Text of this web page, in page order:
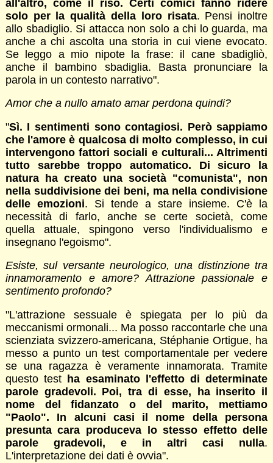
all'altro, come il riso. Certi comici fanno ridere
solo per la qualità della loro risata. Pensi inoltre
allo sbadiglio. Si attacca non solo a chi lo guarda, ma
anche a chi ascolta una storia in cui viene evocato.
Se leggo a mio nipote la frase: il cane sbadigliò,
anche il bambino sbadiglia. Basta pronunciare la
parola in un contesto narrativo".
Amor che a nullo amato amar perdona quindi?
"Sì. I sentimenti sono contagiosi. Però sappiamo
che l'amore è qualcosa di molto complesso, in cui
intervengono fattori sociali e culturali... Altrimenti
tutto sarebbe troppo automatico. Di sicuro la
natura ha creato una società "comunista", non
nella suddivisione dei beni, ma nella condivisione
delle emozioni. Si tende a stare insieme. C'è la
necessità di farlo, anche se certe società, come
quella attuale, spingono verso l'individualismo e
insegnano l'egoismo".
Esiste, sul versante neurologico, una distinzione tra
innamoramento e amore? Attrazione passionale e
sentimento profondo?
"L'attrazione sessuale è spiegata per lo più da
meccanismi ormonali... Ma posso raccontarle che una
scienziata svizzero-americana, Stéphanie Ortigue, ha
messo a punto un test comportamentale per vedere
se una ragazza è veramente innamorata. Tramite
questo test ha esaminato l'effetto di determinate
parole gradevoli. Poi, tra di esse, ha inserito il
nome del fidanzato o del marito, mettiamo
"Paolo". In alcuni casi il nome della persona
presunta cara produceva lo stesso effetto delle
parole gradevoli, e in altri casi nulla.
L'interpretazione dei dati è ovvia".